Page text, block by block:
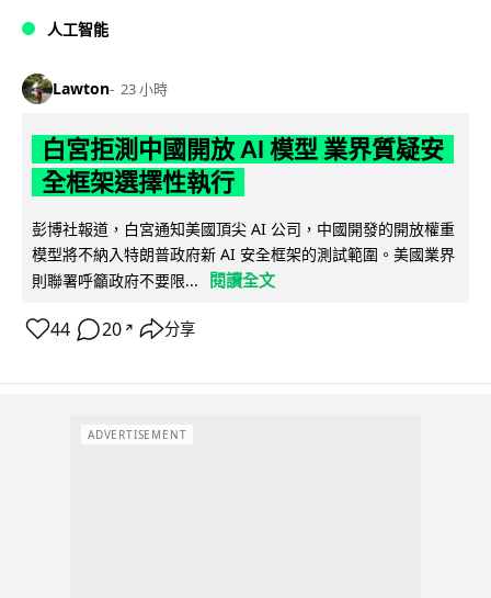
人工智能
Lawton 23 小時
白宮拒測中國開放 AI 模型 業界質疑安
全框架選擇性執行
彭博社報道，白宮通知美國頂尖 AI 公司，中國開發的開放權重
模型將不納入特朗普政府新 AI 安全框架的測試範圍。美國業界
則聯署呼籲政府不要限...
閱讀全文
44 20 ↗ 分享
ADVERTISEMENT